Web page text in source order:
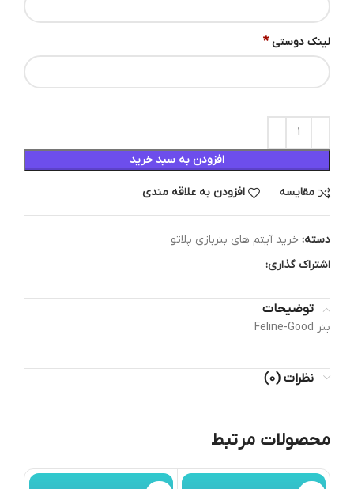
لینک دوستی *
افزودن به سبد خرید
مقایسه افزودن به علاقه مندی
دسته: خرید آیتم های بنربازی پلاتو
اشتراک گذاری:
توضیحات
بنر Feline-Good
نظرات (0)
محصولات مرتبط